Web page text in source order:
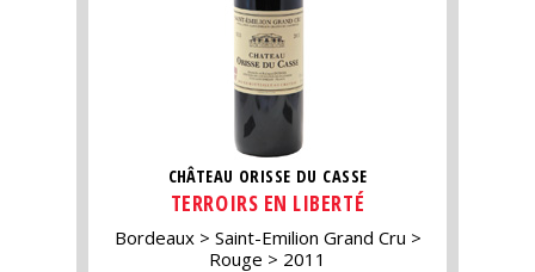
CHÂTEAU ORISSE DU CASSE
TERROIRS EN LIBERTÉ
Bordeaux
Saint-Emilion Grand Cru
Rouge
2011